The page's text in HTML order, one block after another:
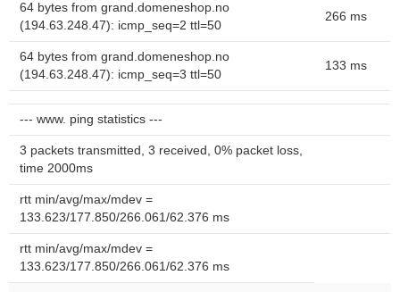
64 bytes from grand.domeneshop.no
(194.63.248.47): icmp_seq=2 ttl=50
266 ms
64 bytes from grand.domeneshop.no
(194.63.248.47): icmp_seq=3 ttl=50
133 ms
--- www. ping statistics ---
3 packets transmitted, 3 received, 0% packet loss,
time 2000ms
rtt min/avg/max/mdev =
133.623/177.850/266.061/62.376 ms
rtt min/avg/max/mdev =
133.623/177.850/266.061/62.376 ms